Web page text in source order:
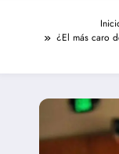
¿El más caro